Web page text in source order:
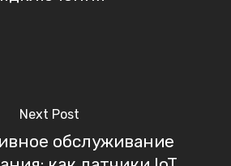
Next Post
обслуживание